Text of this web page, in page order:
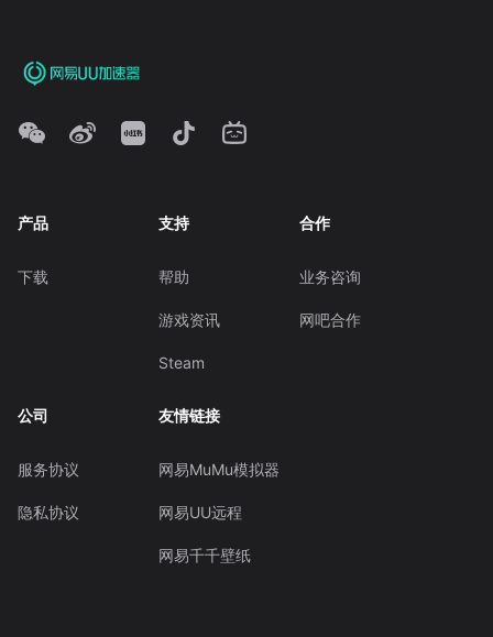
产品
下载
支持
帮助
游戏资讯
Steam
合作
业务咨询
网吧合作
公司
服务协议
隐私协议
友情链接
网易MuMu模拟器
网易UU远程
网易千千壁纸